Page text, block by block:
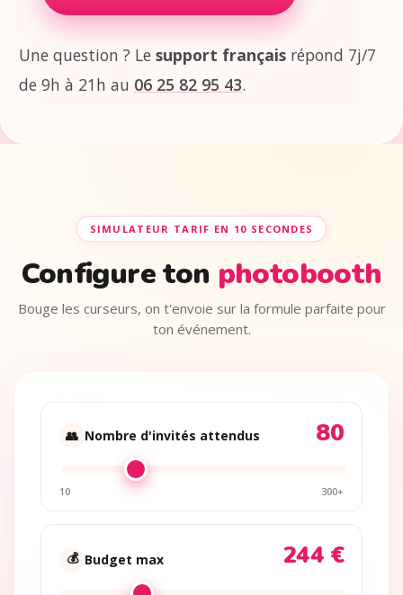
Une question ? Lesupport français répond 7j/7
de 9h à 21h au 06 25 82 95 43.
SIMULATEUR TARIF EN 10 SECONDES
Configure ton photobooth
Bouge les curseurs, on t'envoie sur la formule parfaite pour
ton événement.
👥 Nombre d'invités attendus 80
10 300+
💰 Budget max 244 €